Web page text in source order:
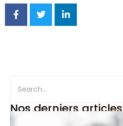
Nos derniers articles